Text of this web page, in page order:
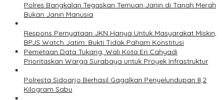
Polres Bangkalan Tegaskan Temuan Janin di Tanah Merah
Bukan Janin Manusia
Respons Pernyataan JKN Hanya Untuk Masyarakat Miskin,
BPJS Watch Jatim: Bukti Tidak Paham Konstitusi
Pemetaan Data Tukang, Wali Kota Eri Cahyadi
Prioritaskan Warga Surabaya untuk Proyek Infrastruktur
Polresta Sidoarjo Berhasil Gagalkan Penyelundupan 8,2
Kilogram Sabu